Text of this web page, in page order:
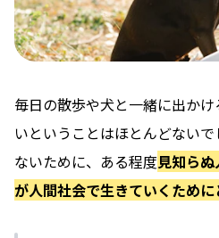
毎日の散歩や犬と一緒に出か
いということはほとんどない
ないために、ある程度見知ら
が人間社会で生きていくため